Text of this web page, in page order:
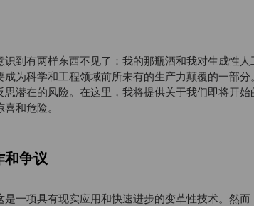
识到有两样东西不见了：我的那瓶酒和我对生成性
为科学和工程领域前所未有的生产力颠覆的一部
潜在的风险。在这里，我将提供关于我们即将开
和危险。
和争议
是一项具有现实应用和快速进步的变革性技术。然